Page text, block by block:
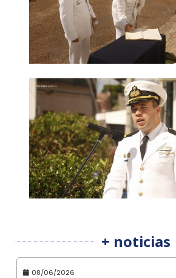
+ noticias
08/06/2026